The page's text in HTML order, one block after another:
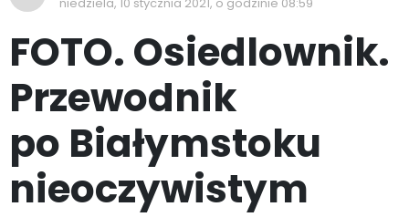
FOTO. Osiedlownik.
Przewodnik
po Białymstoku
nieoczywistym